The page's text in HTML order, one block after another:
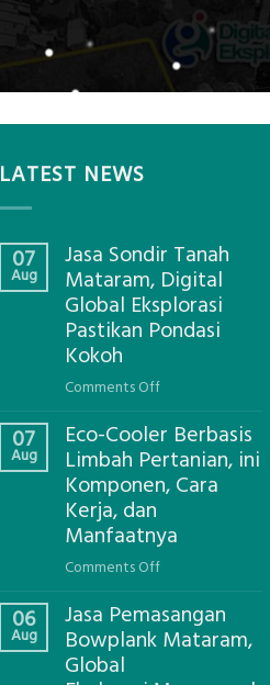
LATEST NEWS
07
Aug
Jasa Sondir Tanah
Mataram, Digital
Global Eksplorasi
Pastikan Pondasi
Kokoh
Comments Offon
Sondir
Tanah
Mataram,
Global
Kokoh
07
Aug
Eco-Cooler Berbasis
Limbah Pertanian, ini
Komponen, Cara
Kerja, dan
Manfaatnya
Comments Offon
Cooler
Berbasis
06
Aug
Jasa Pemasangan
Bowplank Mataram,
Global